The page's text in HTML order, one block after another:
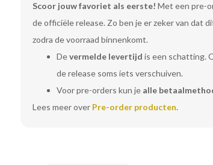
Scoor jouw favoriet als eerste! Met een pre-
de officiële release. Zo ben je er zeker van dat
zodra de voorraad binnenkomt.
Devermelde levertijd is een schatting.
de release soms iets verschuiven.
Voor pre-orders kun je alle
Lees meer over Pre-order producten.